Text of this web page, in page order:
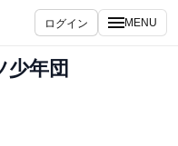
ログイン MENU
少年団